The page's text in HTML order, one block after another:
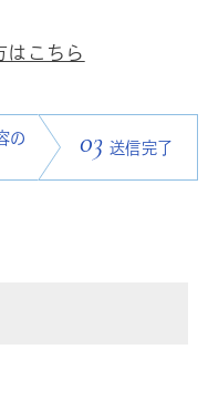
はこちら
の
03 送信完了